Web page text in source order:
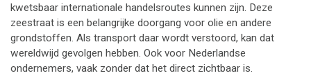
kwetsbaar internationale handelsroutes kunnen zijn. Deze
zeestraat is een belangrijke doorgang voor olie en andere
grondstoffen. Als transport daar wordt verstoord, kan dat
wereldwijd gevolgen hebben. Ook voor Nederlandse
ondernemers, vaak zonder dat het direct zichtbaar is.